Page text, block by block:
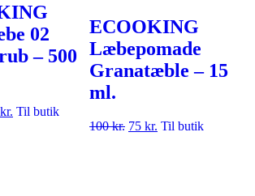
02
– 500
kr. Til butik
ECOOKING
Læbepomade
Granatæble – 15
ml.
100kr. 75 kr. Til butik